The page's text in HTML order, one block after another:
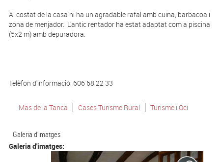
Al costat de la casa hi ha un agradable rafal amb cuina, barbacoa i
zona de menjador. L'antic rentador ha estat adaptat com a piscina
(5x2 m) amb depuradora.
Telèfon d'informació: 606 68 22 33
Mas de la Tanca Cases Turisme Rural Turisme i Oci
Galeria d'imatges
Galeria d'imatges: